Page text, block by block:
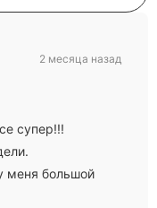
супер!!!
меня большой
2 месяца назад